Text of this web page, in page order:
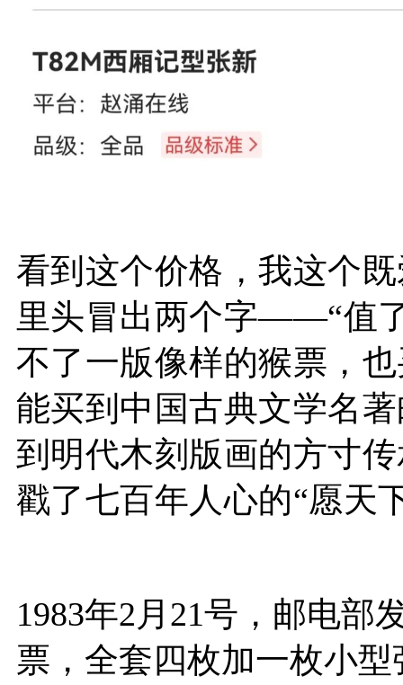
看到这个价格，我这个
里头冒出两个字——“值
不了一版像样的猴票，
能买到中国古典文学名
到明代木刻版画的方寸
戳了七百年人心的“愿天
1983年2月21号，邮电部
票，全套四枚加一枚小